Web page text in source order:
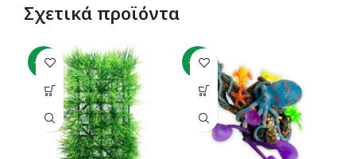
Σχετικά προϊόντα
-15% -11%